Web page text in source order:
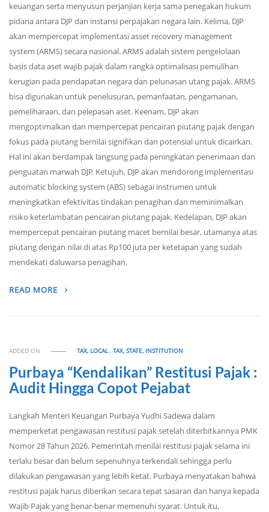
keuangan serta menyusun perjanjian kerja sama penegakan hukum
pidana antara DJP dan instansi perpajakan negara lain. Kelima, DJP
akan mempercepat implementasi asset recovery management
system (ARMS) secara nasional. ARMS adalah sistem pengelolaan
basis data aset wajib pajak dalam rangka optimalisasi pemulihan
kerugian pada pendapatan negara dan pelunasan utang pajak. ARMS
bisa digunakan untuk penelusuran, pemanfaatan, pengamanan,
pemeliharaan, dan pelepasan aset. Keenam, DJP akan
mengoptimalkan dan mempercepat pencairan piutang pajak dengan
fokus pada piutang bernilai signifikan dan potensial untuk dicairkan.
Hal ini akan berdampak langsung pada peningkatan penerimaan dan
penguatan marwah DJP. Ketujuh, DJP akan mendorong implementasi
automatic blocking system (ABS) sebagai instrumen untuk
meningkatkan efektivitas tindakan penagihan dan meminimalkan
risiko keterlambatan pencairan piutang pajak. Kedelapan, DJP akan
mempercepat pencairan piutang macet bernilai besar, utamanya atas
piutang dengan nilai di atas Rp100 juta per ketetapan yang sudah
mendekati daluwarsa penagihan.
READ MORE
ADDED ON TAX, LOCAL,TAX, STATE, INSTITUTION
Purbaya “Kendalikan” Restitusi Pajak :
Audit Hingga Copot Pejabat
Langkah Menteri Keuangan Purbaya Yudhi Sadewa dalam
memperketat pengawasan restitusi pajak setelah diterbitkannya PMK
Nomor 28 Tahun 2026. Pemerintah menilai restitusi pajak selama ini
terlalu besar dan belum sepenuhnya terkendali sehingga perlu
dilakukan pengawasan yang lebih ketat. Purbaya menyatakan bahwa
restitusi pajak harus diberikan secara tepat sasaran dan hanya kepada
Wajib Pajak yang benar-benar memenuhi syarat. Untuk itu,